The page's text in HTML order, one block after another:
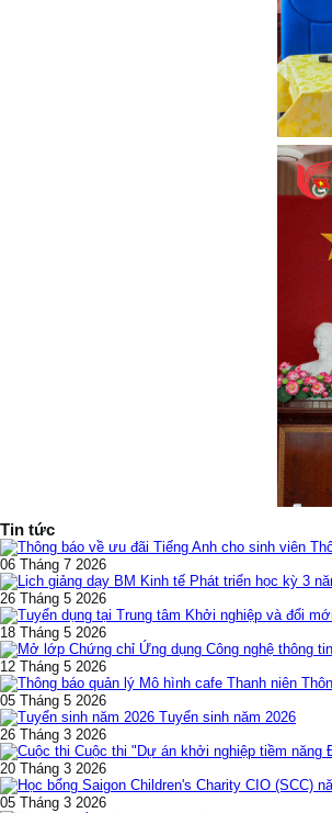
Tin tức
06 Tháng 7 2026
26 Tháng 5 2026
18 Tháng 5 2026
12 Tháng 5 2026
05 Tháng 5 2026
Tuyển sinh năm 2026
26 Tháng 3 2026
Cuộc thi "Dự án khởi nghiệp tiềm năng
20 Tháng 3 2026
05 Tháng 3 2026